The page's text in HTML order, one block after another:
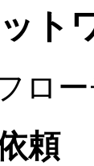
ト
ロ
頼